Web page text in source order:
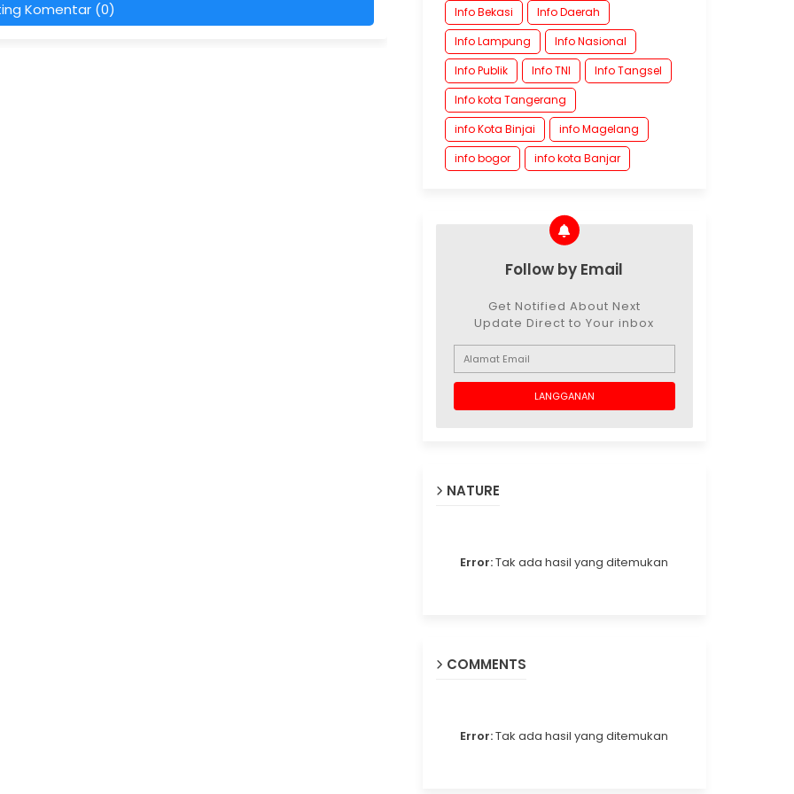
Komentar (0) Info Bekasi
Info Daerah
Info Lampung
Info Nasional
Info Publik
Info TNI
Info Tangsel
Info kota Tangerang
info Kota Binjai
info Magelang
info bogor
info kota Banjar
Follow by Email
Get Notified About Next
Update Direct to Your inbox
NATURE
Error:Tak ada hasil yang ditemukan
COMMENTS
Error:Tak ada hasil yang ditemukan